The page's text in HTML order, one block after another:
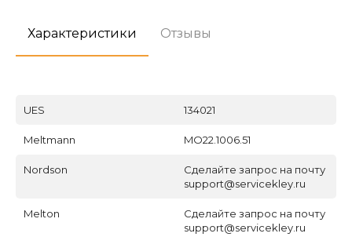
Характеристики Отзывы
UES 134021
Meltmann MO22.1006.51
Nordson
Сделайте запрос на почту
support@servicekley.ru
Melton
Сделайте запрос на почту
support@servicekley.ru